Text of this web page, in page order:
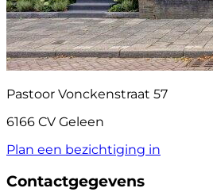
Pastoor Vonckenstraat 57
6166 CV Geleen
Plan een bezichtiging in
Contactgegevens